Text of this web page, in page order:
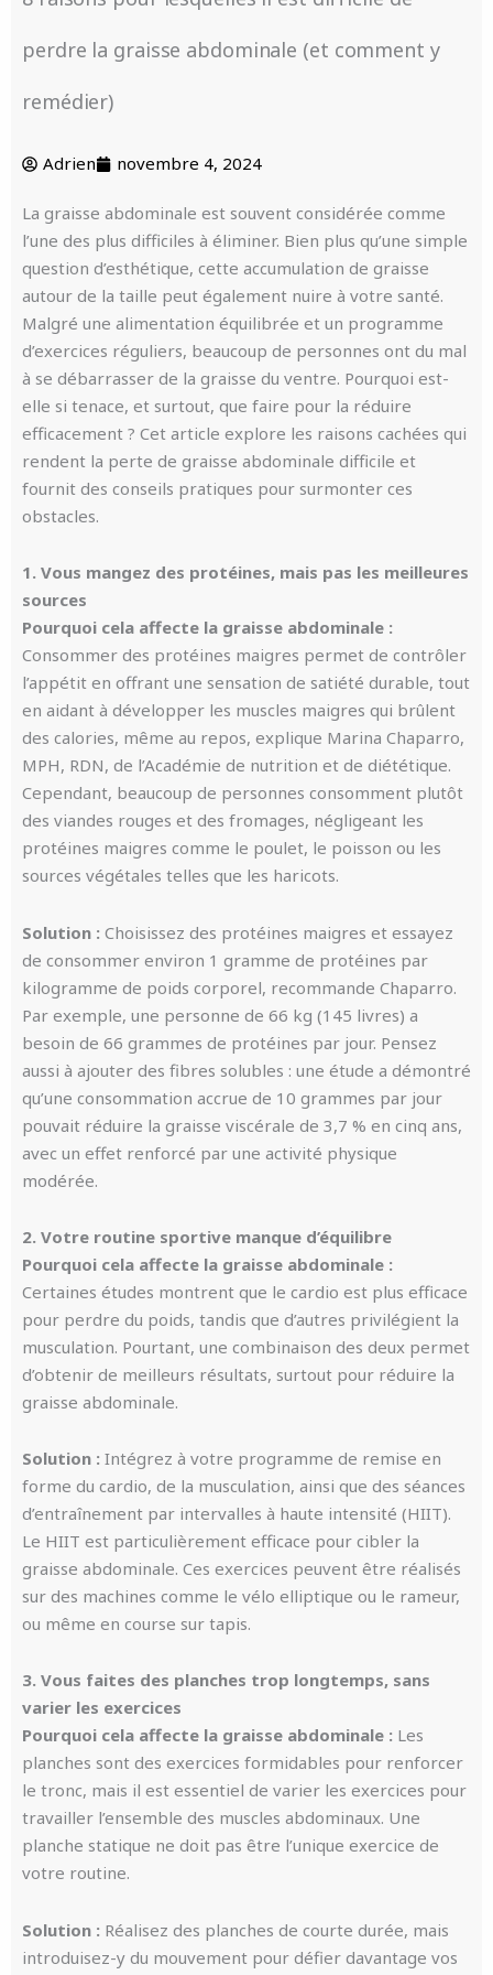
perdre la graisse abdominale (et comment y
remédier)
Adrien novembre 4, 2024
La graisse abdominale est souvent considérée comme
l’une des plus difficiles à éliminer. Bien plus qu’une simple
question d’esthétique, cette accumulation de graisse
autour de la taille peut également nuire à votre santé.
Malgré une alimentation équilibrée et un programme
d’exercices réguliers, beaucoup de personnes ont du mal
à se débarrasser de la graisse du ventre. Pourquoi est-
elle si tenace, et surtout, que faire pour la réduire
efficacement ? Cet article explore les raisons cachées qui
rendent la perte de graisse abdominale difficile et
fournit des conseils pratiques pour surmonter ces
obstacles.
1. Vous mangez des protéines, mais pas les meilleures
sources
Pourquoi cela affecte la graisse abdominale :
Consommer des protéines maigres permet de contrôler
l’appétit en offrant une sensation de satiété durable, tout
en aidant à développer les muscles maigres qui brûlent
des calories, même au repos, explique Marina Chaparro,
MPH, RDN, de l’Académie de nutrition et de diététique.
Cependant, beaucoup de personnes consomment plutôt
des viandes rouges et des fromages, négligeant les
protéines maigres comme le poulet, le poisson ou les
sources végétales telles que les haricots.
Solution : Choisissez des protéines maigres et essayez
de consommer environ 1 gramme de protéines par
kilogramme de poids corporel, recommande Chaparro.
Par exemple, une personne de 66 kg (145 livres) a
besoin de 66 grammes de protéines par jour. Pensez
aussi à ajouter des fibres solubles : une étude a démontré
qu’une consommation accrue de 10 grammes par jour
pouvait réduire la graisse viscérale de 3,7 % en cinq ans,
avec un effet renforcé par une activité physique
modérée.
2. Votre routine sportive manque d’équilibre
Pourquoi cela affecte la graisse abdominale :
Certaines études montrent que le cardio est plus efficace
pour perdre du poids, tandis que d’autres privilégient la
musculation. Pourtant, une combinaison des deux permet
d’obtenir de meilleurs résultats, surtout pour réduire la
graisse abdominale.
Solution : Intégrez à votre programme de remise en
forme du cardio, de la musculation, ainsi que des séances
d’entraînement par intervalles à haute intensité (HIIT).
Le HIIT est particulièrement efficace pour cibler la
graisse abdominale. Ces exercices peuvent être réalisés
sur des machines comme le vélo elliptique ou le rameur,
ou même en course sur tapis.
3. Vous faites des planches trop longtemps, sans
varier les exercices
Pourquoi cela affecte la graisse abdominale : Les
planches sont des exercices formidables pour renforcer
le tronc, mais il est essentiel de varier les exercices pour
travailler l’ensemble des muscles abdominaux. Une
planche statique ne doit pas être l’unique exercice de
votre routine.
Solution : Réalisez des planches de courte durée, mais
introduisez-y du mouvement pour défier davantage vos